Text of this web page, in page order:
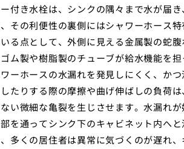
付き水栓は、シンクの隅々まで水が届
その利便性の裏側にはシャワーホース
る点として、外側に見える金属製の蛇
ム製や樹脂製のチューブが給水機能を担
ーホースの水漏れを発見しにくく、か
たりする際の摩擦や曲げ伸ばしの負荷
い微細な亀裂を生じさせます。水漏れ
通ってシンク下のキャビネット内へと
多くの居住者は異常に気づくのが遅れ